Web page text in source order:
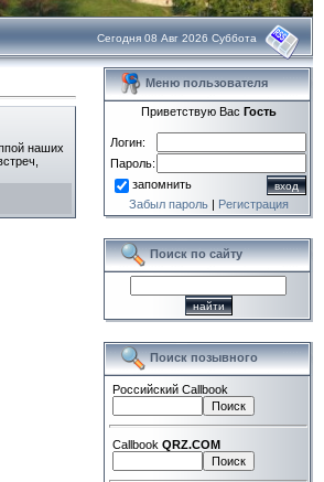
Сегодня 08 Авг 2026 Суббота
наших
Меню пользователя
Приветствую Вас Гость
Логин:
Пароль:
запомнить
Забыл пароль| Регистрация
Поиск по сайту
Поиск позывного
Российский Callbook
Callbook QRZ.COM